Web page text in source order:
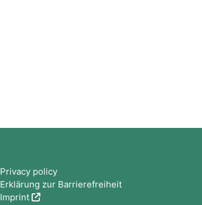
Privacy policy
Erklärung zur Barrierefreiheit
Imprint